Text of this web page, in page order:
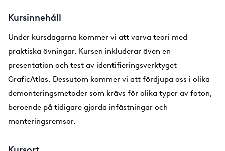
Kursinnehåll
Under kursdagarna kommer vi att varva teori med
praktiska övningar. Kursen inkluderar även en
presentation och test av identifieringsverktyget
GraficAtlas. Dessutom kommer vi att fördjupa oss i olika
demonteringsmetoder som krävs för olika typer av foton,
beroende på tidigare gjorda infästningar och
monteringsremsor.